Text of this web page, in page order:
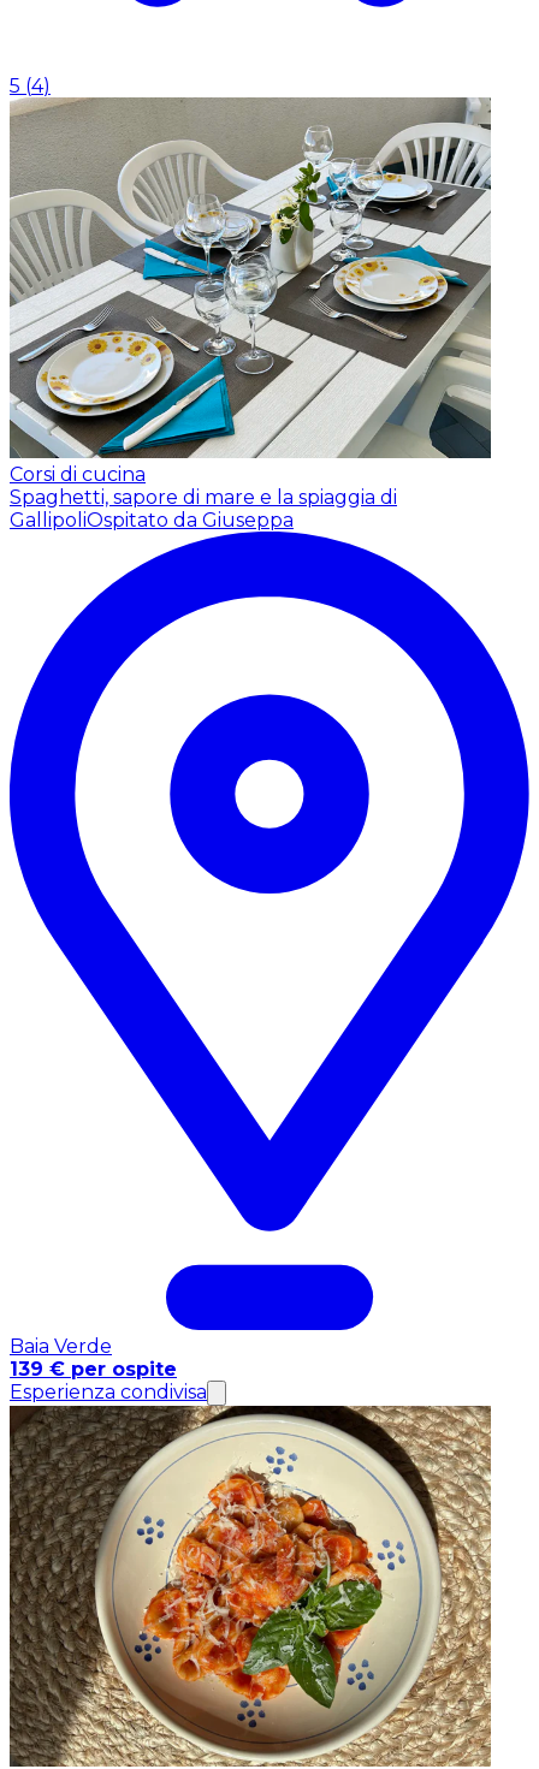
5 (4)
Corsi di cucina
Spaghetti, sapore di mare e la spiaggia di
GallipoliOspitato da Giuseppa
Baia Verde
139 € per ospite
Esperienza condivisa